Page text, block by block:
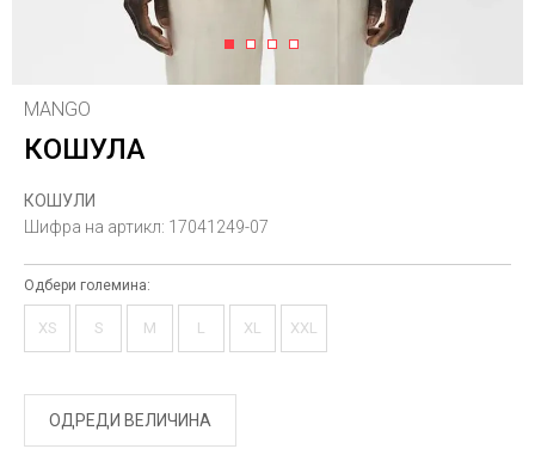
1 2 3 4
MANGO
КОШУЛА
КОШУЛИ
Шифра на артикл: 17041249-07
Одбери големина:
XS S M L XL XXL
ОДРЕДИ ВЕЛИЧИНА